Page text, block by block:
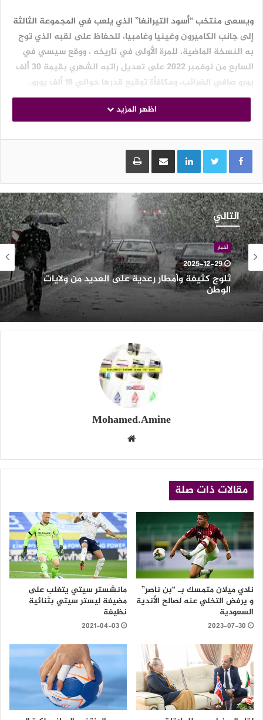
ويسعى منتخب “أسود التيرانغا” الذي يلعب في المجموعة الثالثة
إلى جانب الكاميرون وغينيا وغامبيا، للحفاظ على لقبه الذي توج
به النسخة الماضية، للمرة الأولى في تاريخه ، ووقع سيسي في
السابع من نوفمبر 2022 على تعديل راتبه الشهري بقيمة 30 ألف
يورو صافي الضرائب، ومكافأة توقيع قدرها حوالي 18 ألف يورو.
اظهر المزيد
LinkedInمشاركة عبر البريد طباعة
التالي
ثلوج
كثيفة
وأمطار
رعدية
على
العديد
من
ولايات
الوطن
أخبار
2025-12-29
ثلوج كثيفة وأمطار رعدية على العديد من ولايات
الوطن
Mohamed.Amine
مقالات ذات صلة
نادي ميلان متمسك بـ “بن ناصر”
و يرفض التخلي عنه لصالح الأندية
السعودية
2023-07-30
مانشستر سيتي يتغلب على
مضيفة ليستر سيتي بثنائية
نظيفة
2021-04-03